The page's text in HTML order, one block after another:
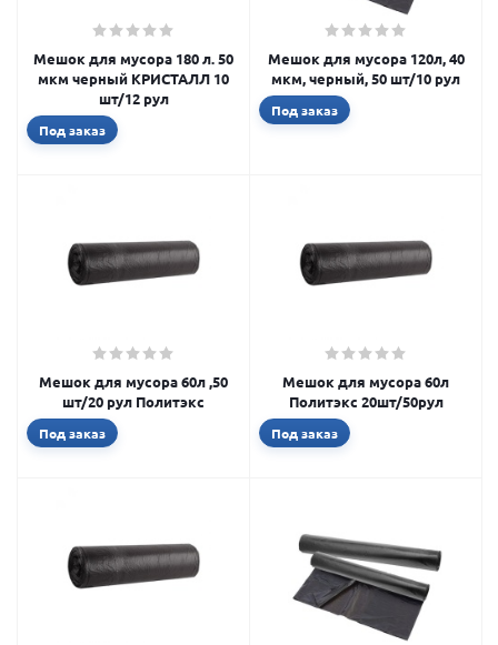
Мешок для мусора 180 л. 50
мкм черный КРИСТАЛЛ 10
шт/12 рул
Под заказ
Мешок для мусора 120л, 40
мкм, черный, 50 шт/10 рул
Под заказ
Мешок для мусора 60л ,50
шт/20 рул Политэкс
Под заказ
Мешок для мусора 60л
Политэкс 20шт/50рул
Под заказ